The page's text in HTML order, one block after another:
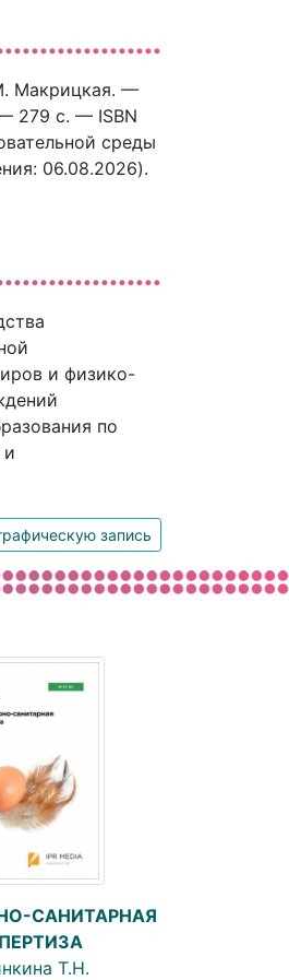
Макрицкая. —
279 c. — ISBN
среды
06.08.2026).
и физико-
по
и
запись
САНИТАРНАЯ
Т.Н.